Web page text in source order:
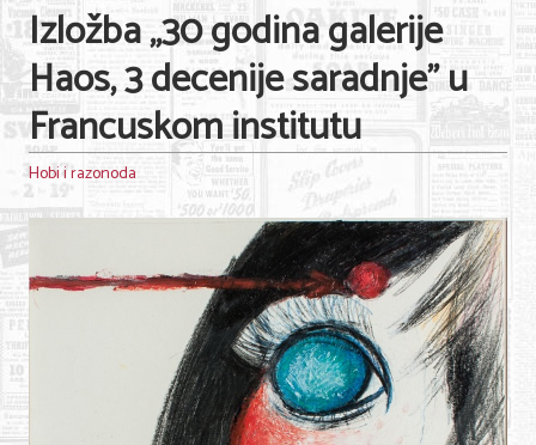
Izložba „30 godina galerije
Haos, 3 decenije saradnje" u
Francuskom institutu
Hobi i razonoda